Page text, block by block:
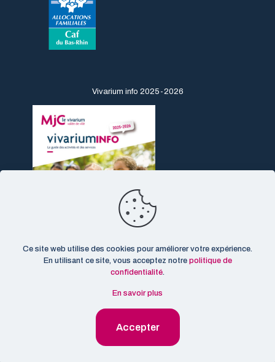
Vivarium info 2025-2026
© 2026 MJC Le Vivarium. Tous droits réservés.
légales
Ce site web utilise des cookies pour améliorer votre expérience.
En utilisant ce site, vous acceptez notre politique de
confidentialité.
En savoir plus
Accepter